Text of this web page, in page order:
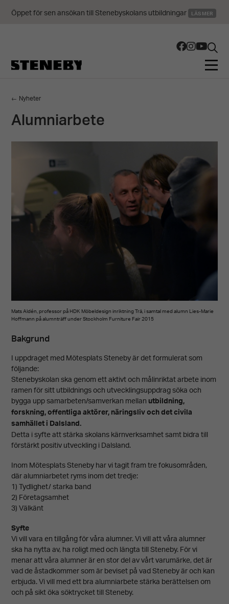
← Nyheter
Alumniarbete
Mats Aldén, professor på HDK Möbeldesign inriktning Trä, i samtal med alumn Lies-Marie
Hoffmann på alumnträff under Stockholm Furniture Fair 2015
Bakgrund
I uppdraget med Mötesplats Steneby är det formulerat som
följande:
Stenebyskolan ska genom ett aktivt och målinriktat arbete inom
ramen för sitt utbildnings och utvecklingsuppdrag söka och
bygga upp samarbeten/samverkan mellanutbildning,
forskning, offentliga aktörer, näringsliv och det civila
samhället i Dalsland.
Detta i syfte att stärka skolans kärnverksamhet samt bidra till
förstärkt positiv utveckling i Dalsland.
Inom Mötesplats Steneby har vi tagit fram tre fokusområden,
där alumniarbetet ryms inom det tredje:
1) Tydlighet/ starka band
2) Företagsamhet
3) Välkänt
Syfte
Vi vill vara en tillgång för våra alumner. Vi vill att våra alumner
ska ha nytta av, ha roligt med och längta till Steneby. För vi
menar att våra alumner är en stor del av vårt varumärke, det är
vad de åstadkommer som är beviset på vad Steneby är och kan
erbjuda. Vi vill med ett bra alumniarbete stärka berättelsen om
och på sikt öka söktrycket till Steneby.
Öppet för sen ansökan till Stenebyskolans utbildningar LÄS MER